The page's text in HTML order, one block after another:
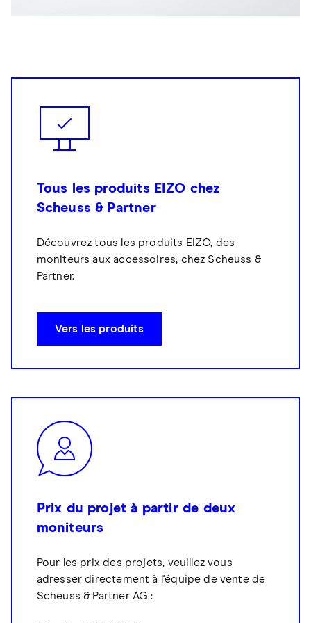
Tous les produits EIZO chez
Scheuss & Partner
Découvrez tous les produits EIZO, des
moniteurs aux accessoires, chez Scheuss &
Partner.
Vers les produits
Prix du projet à partir de deux
moniteurs
Pour les prix des projets, veuillez vous
adresser directement à l'équipe de vente de
Scheuss & Partner AG :